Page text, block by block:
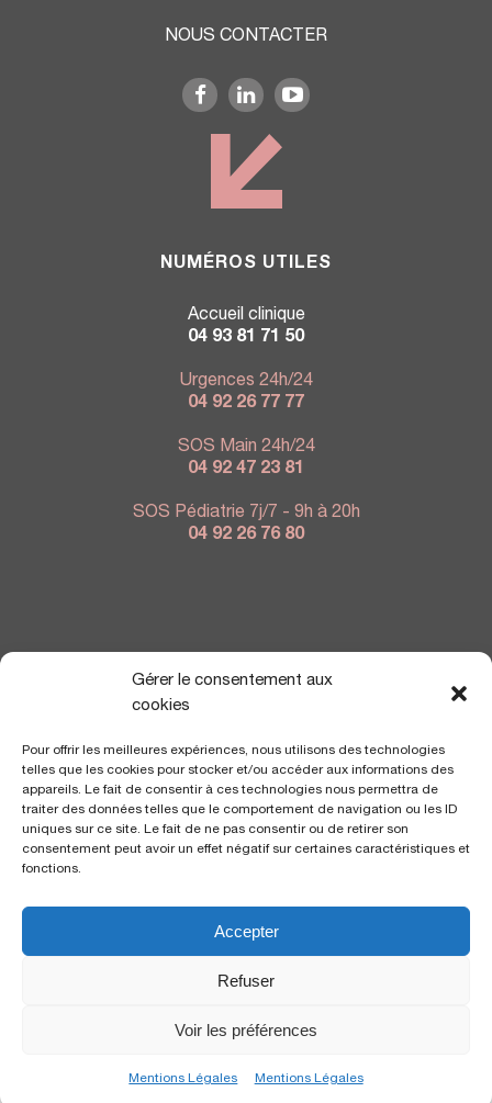
Gérer le consentement aux
cookies
Pour offrir les meilleures expériences, nous utilisons des technologies
telles que les cookies pour stocker et/ou accéder aux informations des
appareils. Le fait de consentir à ces technologies nous permettra de
traiter des données telles que le comportement de navigation ou les ID
uniques sur ce site. Le fait de ne pas consentir ou de retirer son
consentement peut avoir un effet négatif sur certaines caractéristiques et
fonctions.
Accepter
Refuser
Voir les préférences
Mentions Légales Mentions Légales
NOUS CONTACTER
NUMÉROS UTILES
Accueil clinique
04 93 81 71 50
Urgences 24h/24
04 92 26 77 77
SOS Main 24h/24
04 92 47 23 81
SOS Pédiatrie 7j/7 - 9h à 20h
04 92 26 76 80
NOUS TROUVER
Polyclinique Saint George
06105 Nice Cedex 2
Copyright Kantys © 2026. Tous droits réservés |